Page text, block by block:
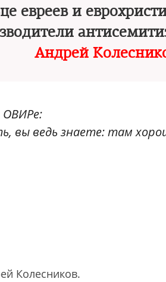
евреев и
Андрей
вы ведь знаете: там
Колесников.